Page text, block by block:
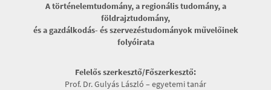
A történelemtudomány, a regionális tudomány, a
földrajztudomány,
és a gazdálkodás- és szervezéstudományok művelőinek
folyóirata
Felelős szerkesztő/Főszerkesztő:
Prof. Dr. Gulyás László – egyetemi tanár